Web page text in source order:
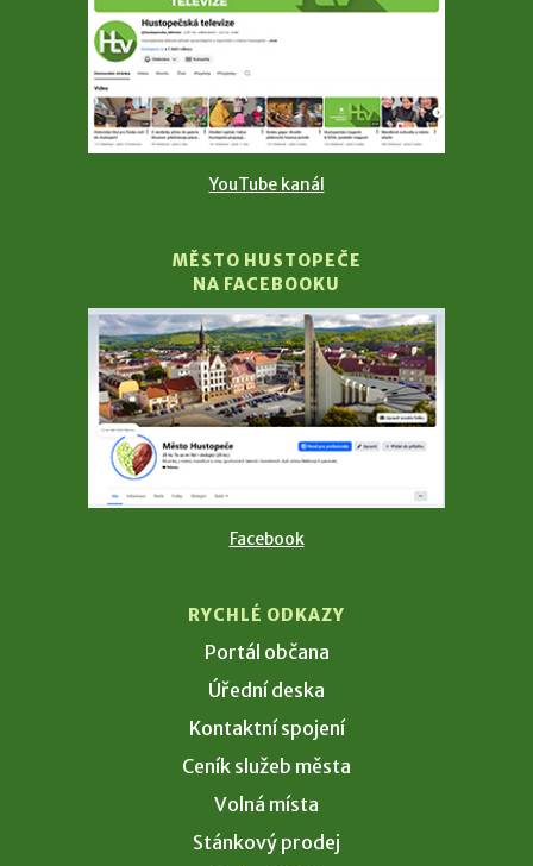
YouTube kanál
MĚSTO HUSTOPEČE
NA FACEBOOKU
Facebook
RYCHLÉ ODKAZY
Portál občana
Úřední deska
Kontaktní spojení
Ceník služeb města
Volná místa
Stánkový prodej